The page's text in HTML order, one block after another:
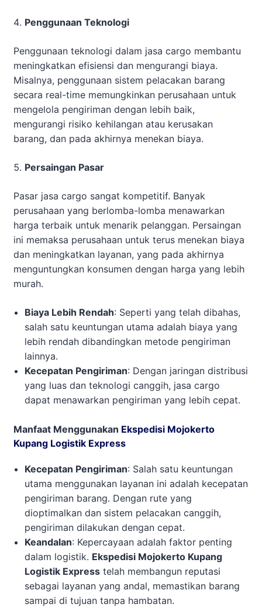
Penggunaan Teknologi
Penggunaan teknologi dalam jasa cargo membantu
meningkatkan efisiensi dan mengurangi biaya.
Misalnya, penggunaan sistem pelacakan barang
secara real-time memungkinkan perusahaan untuk
mengelola pengiriman dengan lebih baik,
mengurangi risiko kehilangan atau kerusakan
barang, dan pada akhirnya menekan biaya.
Persaingan Pasar
Pasar jasa cargo sangat kompetitif. Banyak
perusahaan yang berlomba-lomba menawarkan
harga terbaik untuk menarik pelanggan. Persaingan
ini memaksa perusahaan untuk terus menekan biaya
dan meningkatkan layanan, yang pada akhirnya
menguntungkan konsumen dengan harga yang lebih
murah.
Biaya Lebih Rendah: Seperti yang telah dibahas,
salah satu keuntungan utama adalah biaya yang
lebih rendah dibandingkan metode pengiriman
lainnya.
Kecepatan Pengiriman: Dengan jaringan distribusi
yang luas dan teknologi canggih, jasa cargo
dapat menawarkan pengiriman yang lebih cepat.
Manfaat Menggunakan Ekspedisi Mojokerto
Kupang Logistik Express
Kecepatan Pengiriman: Salah satu keuntungan
utama menggunakan layanan ini adalah kecepatan
pengiriman barang. Dengan rute yang
dioptimalkan dan sistem pelacakan canggih,
pengiriman dilakukan dengan cepat.
Keandalan: Kepercayaan adalah faktor penting
dalam logistik. Ekspedisi Mojokerto Kupang
Logistik Express telah membangun reputasi
sebagai layanan yang andal, memastikan barang
sampai di tujuan tanpa hambatan.